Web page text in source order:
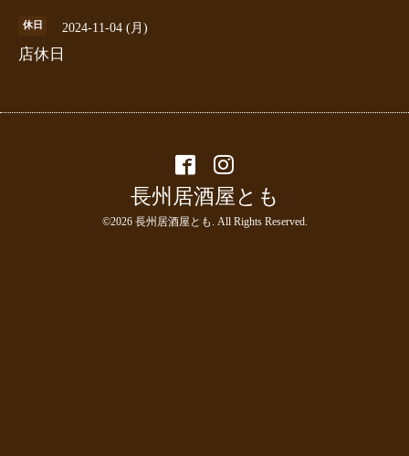
休日 2024-11-04 (月)
店休日
長州居酒屋とも
©2026 長州居酒屋とも . All Rights Reserved.